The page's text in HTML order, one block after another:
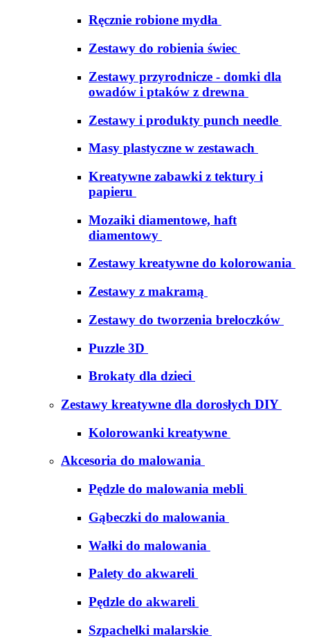
Ręcznie robione mydła
Zestawy do robienia świec
Zestawy przyrodnicze - domki dla
owadów i ptaków z drewna
Zestawy i produkty punch needle
Masy plastyczne w zestawach
Kreatywne zabawki z tektury i
papieru
Mozaiki diamentowe, haft
diamentowy
Zestawy kreatywne do kolorowania
Zestawy z makramą
Zestawy do tworzenia breloczków
Puzzle 3D
Brokaty dla dzieci
Zestawy kreatywne dla dorosłych DIY
Kolorowanki kreatywne
Akcesoria do malowania
Pędzle do malowania mebli
Gąbeczki do malowania
Wałki do malowania
Palety do akwareli
Pędzle do akwareli
Szpachelki malarskie